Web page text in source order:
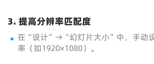
3. 提高分辨率匹配度
在“设计”→“幻灯片大小”中，手动
率（如1920×1080）。